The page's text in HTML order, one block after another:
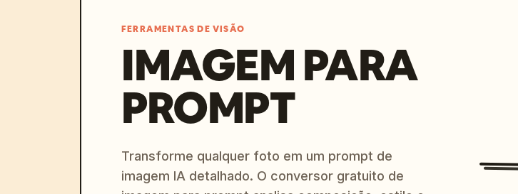
FERRAMENTAS DE VISÃO
IMAGEM PARA
PROMPT
Transforme qualquer foto em um prompt de
imagem IA detalhado. O conversor gratuito de